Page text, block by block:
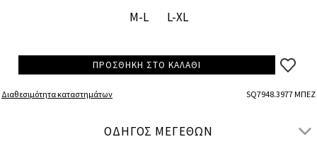
M-L L-XL
ΠΡΟΣΘΗΚΗ ΣΤΟ ΚΑΛΑΘΙ
Διαθεσιμότητα καταστημάτων SQ7948.3977 ΜΠΕΖ
ΟΔΗΓΟΣ ΜΕΓΕΘΩΝ